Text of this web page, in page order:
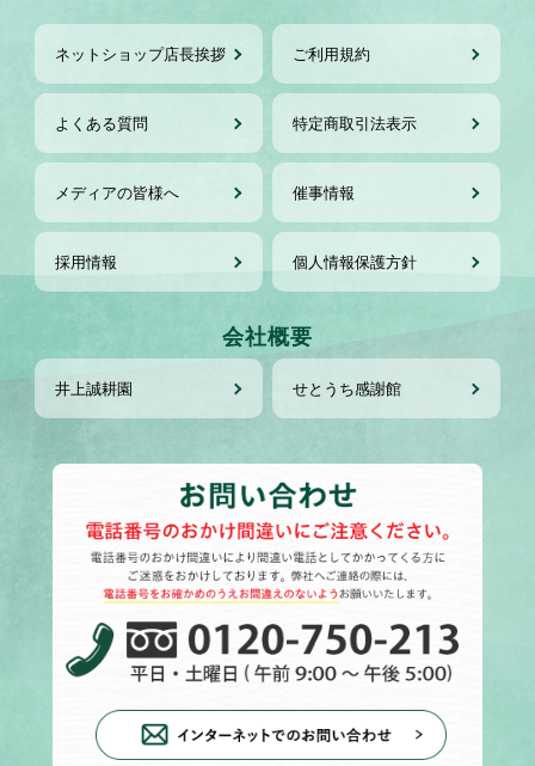
ネットショップ店長挨拶 ご利用規約
よくある質問 特定商取引法表示
メディアの皆様へ 催事情報
採用情報 個人情報保護方針
会社概要
井上誠耕園 せとうち感謝館